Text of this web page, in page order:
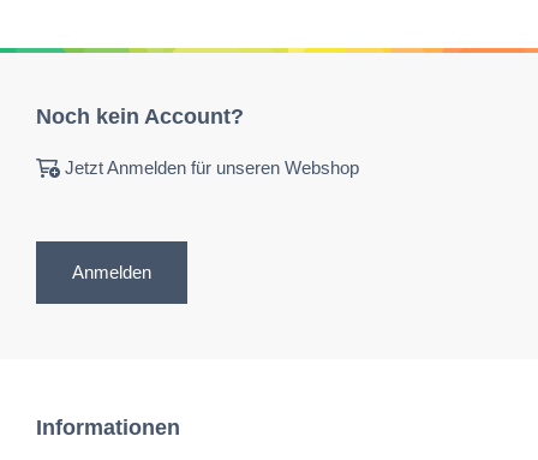
Noch kein Account?
Jetzt Anmelden für unseren Webshop
Anmelden
Informationen